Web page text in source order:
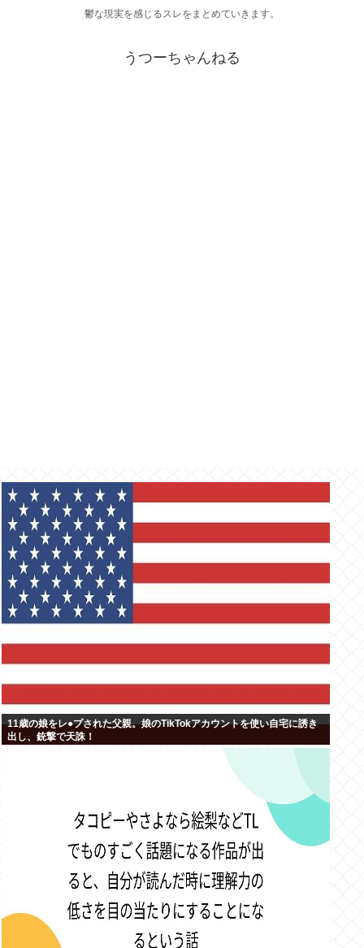
鬱な現実を感じるスレをまとめていきます。
うつーちゃんねる
11歳の娘をレ●プされた父親。娘のTikTokアカウントを使い自宅に誘き
出し、銃撃で天誅！